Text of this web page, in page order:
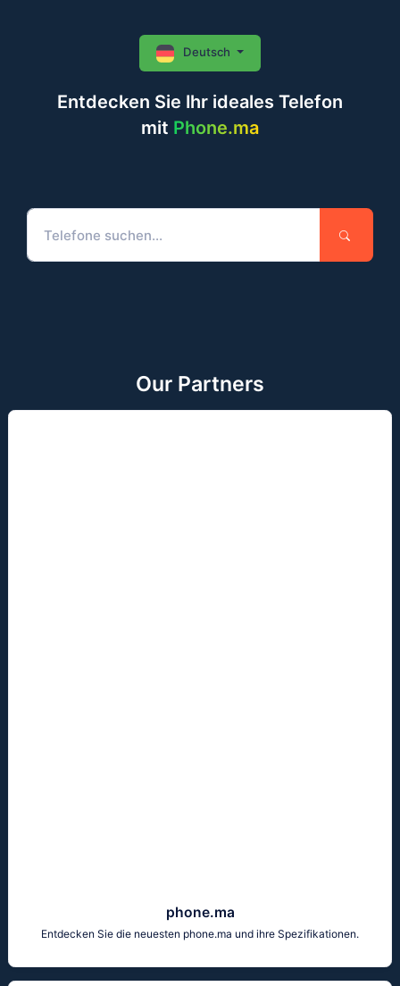
Entdecken Sie Ihr ideales Telefon
mit Phone.ma
Deutsch
Our Partners
phone.ma
Entdecken Sie die neuesten phone.ma und ihre Spezifikationen.